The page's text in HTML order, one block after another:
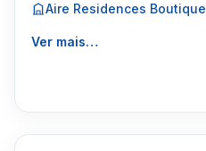
Aire Residences Boutique
Ver mais…